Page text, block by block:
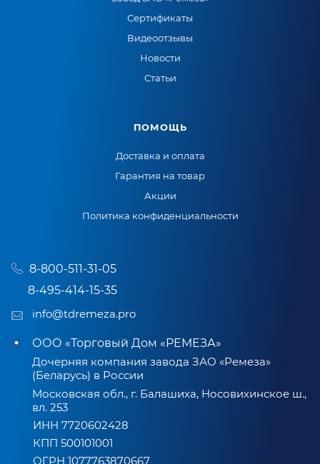
Сертификаты
Видеоотзывы
Новости
Статьи
ПОМОЩЬ
Доставка и оплата
Гарантия на товар
Акции
Политика конфиденциальности
8-800-511-31-05
8-495-414-15-35
info@tdremeza.pro
ООО «Торговый Дом «РЕМЕЗА»
Дочерняя компания завода ЗАО «Ремеза»
(Беларусь) в России
Московская обл., г. Балашиха, Носовихинское ш.,
вл. 253
ИНН 7720602428
КПП 500101001
ОГРН 1077763870667